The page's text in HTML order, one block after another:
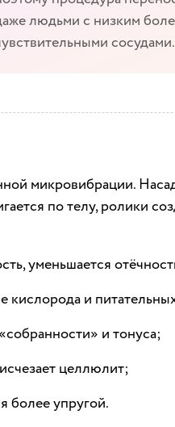
людьми с низким
сосудами.
микровибрации.
по телу, ролики
уменьшается
кислорода и
и тонуса;
целлюлит;
более упругой.